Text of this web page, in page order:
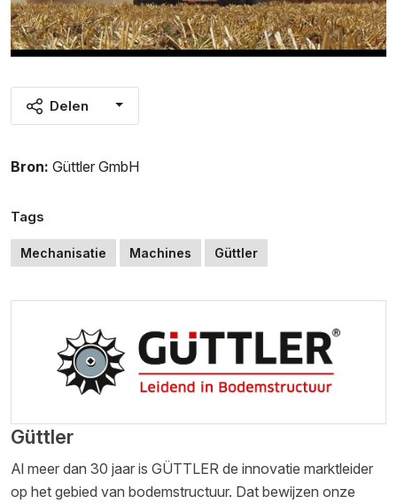
Delen
Bron: Güttler GmbH
Tags
Mechanisatie Machines Güttler
Güttler
Al meer dan 30 jaar is GÜTTLER de innovatie marktleider
op het gebied van bodemstructuur. Dat bewijzen onze